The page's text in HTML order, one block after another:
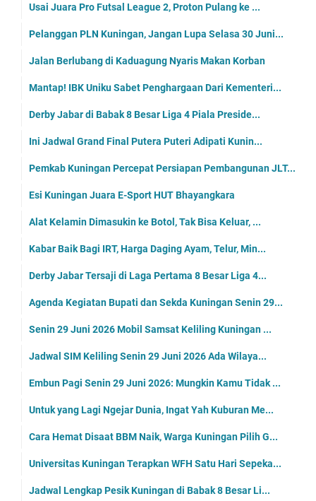
Usai Juara Pro Futsal League 2, Proton Pulang ke ...
Pelanggan PLN Kuningan, Jangan Lupa Selasa 30 Juni...
Jalan Berlubang di Kaduagung Nyaris Makan Korban
Mantap! IBK Uniku Sabet Penghargaan Dari Kementeri...
Derby Jabar di Babak 8 Besar Liga 4 Piala Preside...
Ini Jadwal Grand Final Putera Puteri Adipati Kunin...
Pemkab Kuningan Percepat Persiapan Pembangunan JLT...
Esi Kuningan Juara E-Sport HUT Bhayangkara
Alat Kelamin Dimasukin ke Botol, Tak Bisa Keluar, ...
Kabar Baik Bagi IRT, Harga Daging Ayam, Telur, Min...
Derby Jabar Tersaji di Laga Pertama 8 Besar Liga 4...
Agenda Kegiatan Bupati dan Sekda Kuningan Senin 29...
Senin 29 Juni 2026 Mobil Samsat Keliling Kuningan ...
Jadwal SIM Keliling Senin 29 Juni 2026 Ada Wilaya...
Embun Pagi Senin 29 Juni 2026: Mungkin Kamu Tidak ...
Untuk yang Lagi Ngejar Dunia, Ingat Yah Kuburan Me...
Cara Hemat Disaat BBM Naik, Warga Kuningan Pilih G...
Universitas Kuningan Terapkan WFH Satu Hari Sepeka...
Jadwal Lengkap Pesik Kuningan di Babak 8 Besar Li...